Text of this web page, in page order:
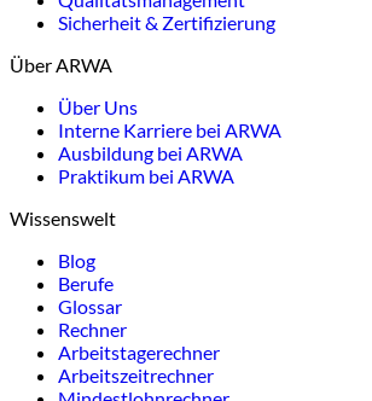
Sicherheit & Zertifizierung
Über ARWA
Über Uns
Interne Karriere bei ARWA
Ausbildung bei ARWA
Praktikum bei ARWA
Wissenswelt
Blog
Berufe
Glossar
Rechner
Arbeitstagerechner
Arbeitszeitrechner